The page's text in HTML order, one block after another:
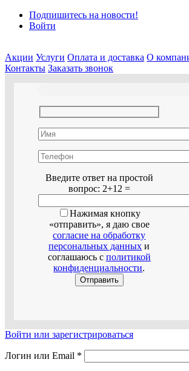
Подпишитесь на новости!
Войти
Акции Услуги Оплата и доставка О
Контакты Заказать звонок
Введите ответ на простой
вопрос: 2+12 =
Нажимая кнопку
«отправить», я даю свое
согласие на обработку
персональных данных и
соглашаюсь с политикой
конфиденциальности.
Войти или зарегистрироваться
Логин или Email *